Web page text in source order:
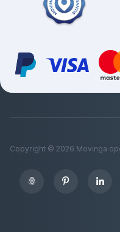
Copyright © 2026 Movinga